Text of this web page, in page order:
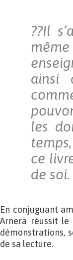
??Il
ainsi
les
ce
de soi.
En conjuguant
Arnera réussit
démonstrations,
de sa lecture.